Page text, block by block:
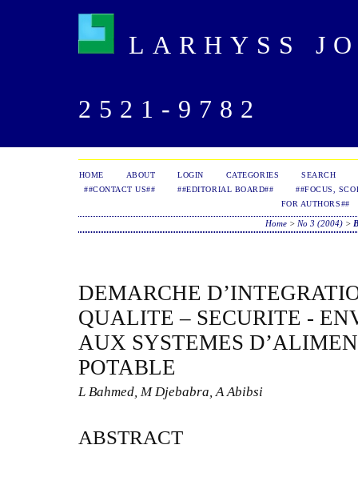
LARHYSS
2521-9782
HOME ABOUT LOGIN CATEGORIES
SEARCH
##CONTACT US##
##EDITORIAL BOARD##
##FOCUS,
FOR AUTHORS##
Home > No 3 (2004) >
DEMARCHE
QUALITE – SECURITE -
AUX SYSTEMES
POTABLE
L Bahmed, M Djebabra, A Abibsi
ABSTRACT